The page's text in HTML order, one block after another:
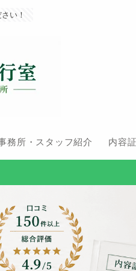
い！
務所・スタッフ紹介 内容